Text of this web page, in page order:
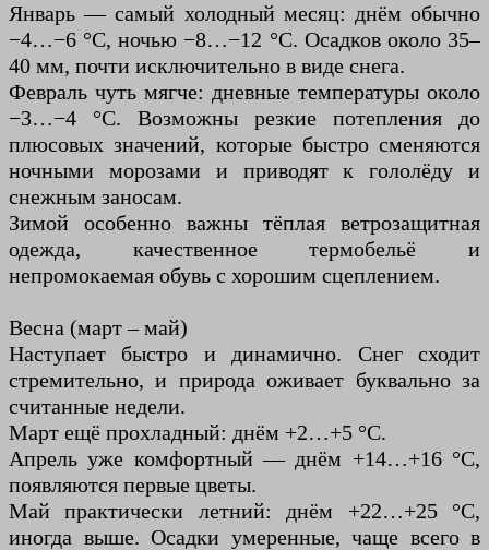
Январь — самый холодный месяц: днём обычно
−4…−6 °C, ночью −8…−12 °C. Осадков около 35–
40 мм, почти исключительно в виде снега.
Февраль чуть мягче: дневные температуры около
−3…−4 °C. Возможны резкие потепления до
плюсовых значений, которые быстро сменяются
ночными морозами и приводят к гололёду и
снежным заносам.
Зимой особенно важны тёплая ветрозащитная
одежда, качественное термобельё и
непромокаемая обувь с хорошим сцеплением.
Весна (март – май)
Наступает быстро и динамично. Снег сходит
стремительно, и природа оживает буквально за
считанные недели.
Март ещё прохладный: днём +2…+5 °C.
Апрель уже комфортный — днём +14…+16 °C,
появляются первые цветы.
Май практически летний: днём +22…+25 °C,
иногда выше. Осадки умеренные, чаще всего в